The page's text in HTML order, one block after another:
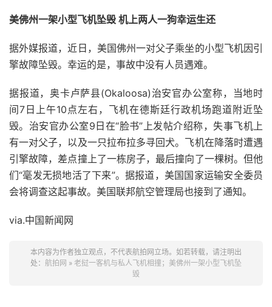
美佛州一架小型飞机坠毁 机上两人一狗幸运生还
据外媒报道，近日，美国佛州一对父子乘坐的小型飞机因引
擎故障坠毁。幸运的是，事故中没有人员遇难。
据报道，奥卡卢萨县(Okaloosa)治安官办公室称，当地时
间7日上午10点左右，飞机在德斯廷行政机场跑道附近坠
毁。治安官办公室9日在“脸书”上发帖介绍称，失事飞机上
有一对父子，以及一只拉布拉多寻回犬。飞机在降落时遭遇
引擎故障，差点撞上了一栋房子，最后撞向了一棵树。但他
们“毫发无损地活了下来”。据报道，美国国家运输安全委员
会将调查这起事故。美国联邦航空管理局也接到了通知。
via.中国新闻网
本内容为作者独立观点，不代表航拍网立场。如若转载，请注明出
处： 航拍网 » 老挝一客机与私人飞机相撞；美佛州一架小型飞机坠
毁